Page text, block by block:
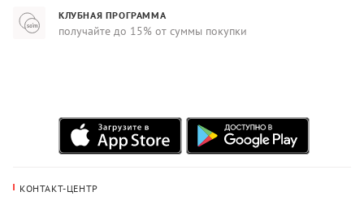
КЛУБНАЯ ПРОГРАММА
получайте до 15% от суммы покупки
КОНТАКТ-ЦЕНТР